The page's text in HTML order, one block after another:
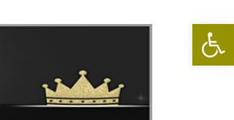
פתח סרגל נגישות